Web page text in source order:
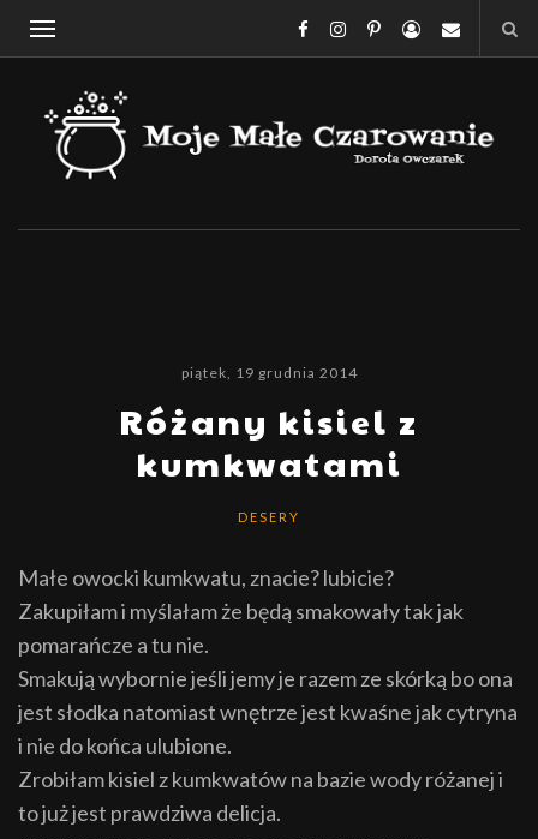
piątek, 19 grudnia 2014
Różany kisiel z
kumkwatami
DESERY
Małe owocki kumkwatu, znacie? lubicie?
Zakupiłam i myślałam że będą smakowały tak jak
pomarańcze a tu nie.
Smakują wybornie jeśli jemy je razem ze skórką bo ona
jest słodka natomiast wnętrze jest kwaśne jak cytryna
i nie do końca ulubione.
Zrobiłam kisiel z kumkwatów na bazie wody różanej i
to już jest prawdziwa delicja.